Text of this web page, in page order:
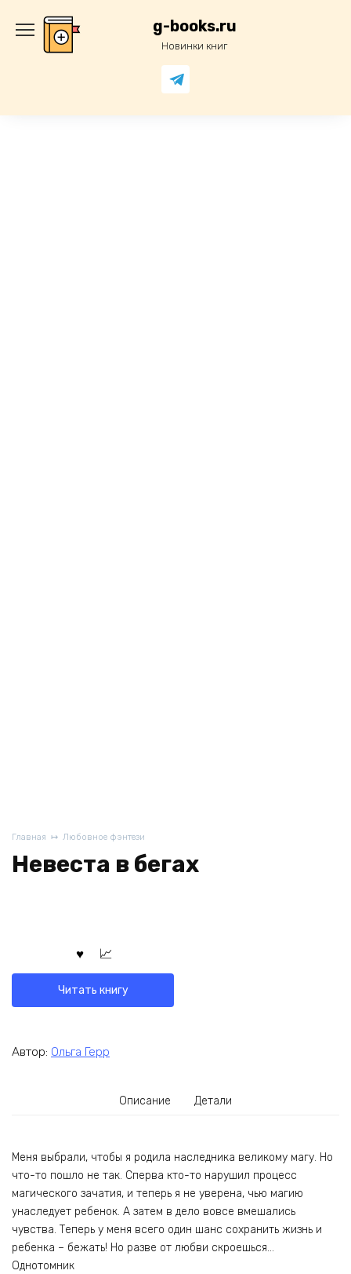
содержанию
g-books.ru
Новинки книг
Главная Любовное фэнтези
Невеста в бегах
Читать книгу
Автор: Ольга Герр
Описание Детали
Меня выбрали, чтобы я родила наследника великому магу. Но
что-то пошло не так. Сперва кто-то нарушил процесс
магического зачатия, и теперь я не уверена, чью магию
унаследует ребенок. А затем в дело вовсе вмешались
чувства. Теперь у меня всего один шанс сохранить жизнь и
ребенка – бежать! Но разве от любви скроешься…
Однотомник